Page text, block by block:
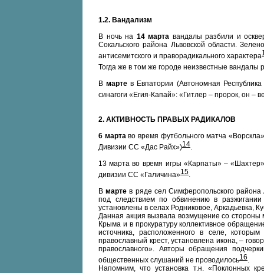
1.2. Вандализм
В ночь на 14 марта вандалы разбили и
Сокальского района Львовской области.
антисемитского и праворадикального характера
Тогда же в том же городе неизвестные вандалы
Вмартев Евпатории (Автономная
синагоги «Егия-Капай»: «Гитлер – пророк, он –
2. АКТИВНОСТЬ ПРАВЫХ РАДИКАЛОВ
6 мартаво время футбольного матча
Дивизии СС «Дас Райх»)14.
13 марта во время игры «Карпаты» –
дивизии СС «Галичина»15.
Вмартев ряде сел Симферопольского
под следствием по обвинению в
установлены в селах Родниковое, Аркадьевка,
Данная акция вызвала возмущение со стороны
Крыма и в прокуратуру коллективное
источника, расположенного в селе,
православный крест, установлена икона, –
православного». Авторы обращения
общественных слушаний не проводилось16.
Напомним, что установка т.н. «Поклонных